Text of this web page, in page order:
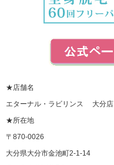
★店舗名
エターナル・ラビリンス 大分店
★所在地
〒870-0026
大分県大分市金池町2-1-14